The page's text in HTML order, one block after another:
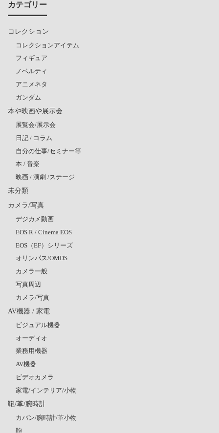
カテゴリー
コレクション
コレクションアイテム
フィギュア
ノベルティ
アニメネタ
ガンダム
本や映画や展示会
展覧会/展示会
日記 / コラム
自分の仕事/セミナー等
本 / 音楽
映画 / 演劇 /ステージ
未分類
カメラ/写真
デジカメ動画
EOS R / Cinema EOS
EOS（EF）シリーズ
オリンパス/OMDS
カメラ一般
写真周辺
カメラ/写真
AV機器 / 家電
ビジュアル機器
オーディオ
業務用機器
AV機器
ビデオカメラ
家電/インテリア/小物
鞄/革/腕時計
カバン/腕時計/革小物
鞄